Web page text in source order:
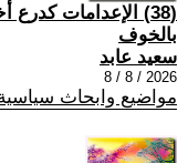
(38) الإعدامات
بالخوف
سعيد عابد
2026 / 8 / 8
مواضيع وابحاث